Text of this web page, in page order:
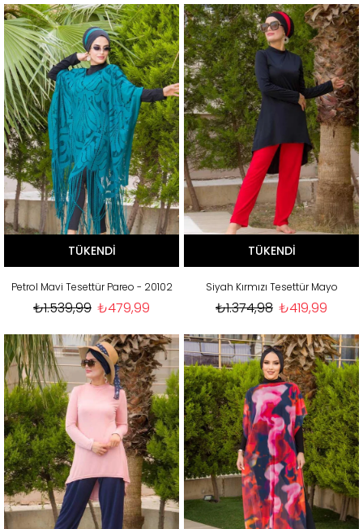
TÜKENDI
Petrol Mavi Tesettür Pareo - 20102
₺479,99
₺1.539,99
TÜKENDI
Siyah Kırmızı Tesettür Mayo
₺419,99
₺1.374,98